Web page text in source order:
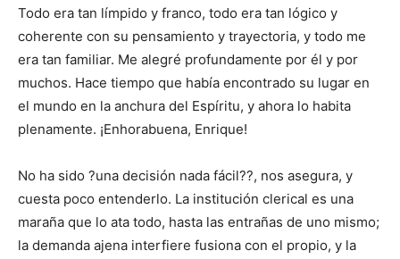
Todo era tan límpido y franco, todo era tan lógico y
coherente con su pensamiento y trayectoria, y todo me
era tan familiar. Me alegré profundamente por él y por
muchos. Hace tiempo que había encontrado su lugar en
el mundo en la anchura del Espíritu, y ahora lo habita
plenamente. ¡Enhorabuena, Enrique!
No ha sido ?una decisión nada fácil??, nos asegura, y
cuesta poco entenderlo. La institución clerical es una
maraña que lo ata todo, hasta las entrañas de uno mismo;
la demanda ajena interfiere fusiona con el propio, y la